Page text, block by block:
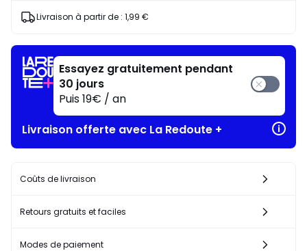
J'en
Livraison à partir de : 1,99 €
Essayez gratuitement pendant
30 jours
Puis 19€ / an
Livraison offerte avec La Redoute +
Coûts de livraison
Retours gratuits et faciles
Modes de paiement